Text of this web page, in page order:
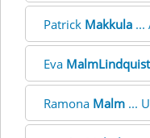
Patrick Makkula ...
Eva MalmLindquist
Ramona Malm ...